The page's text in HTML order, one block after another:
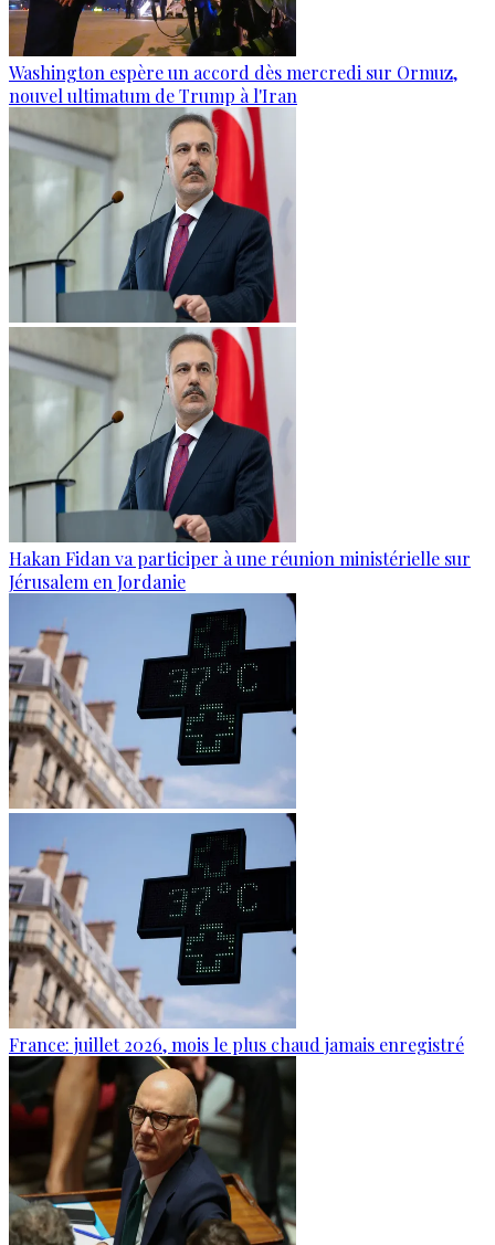
Washington espère un accord dès mercredi sur Ormuz,
nouvel ultimatum de Trump à l'Iran
Hakan Fidan va participer à une réunion ministérielle sur
Jérusalem en Jordanie
France: juillet 2026, mois le plus chaud jamais enregistré